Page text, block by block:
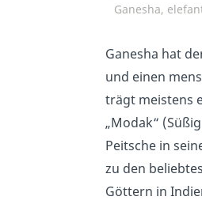
Ganesha,
Ganesha hat
und einen
trägt meistens
„Modak“
Peitsche in
zu den
Göttern in